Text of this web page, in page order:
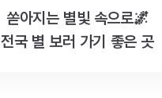
쏟아지는 별빛 속으로🌌
전국 별 보러 가기 좋은 곳